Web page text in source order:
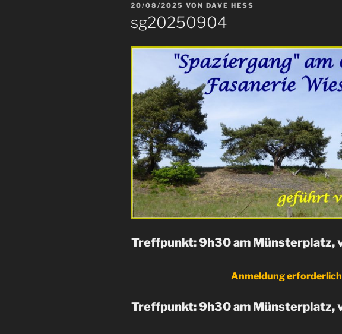
VERÖFFENTLICHT
20/08/2025 VON DAVE HESS
sg20250904
Treffpunkt: 9h30 am Münsterplatz,
Anmeldung erforderlich
Treffpunkt: 9h30 am Münsterplatz,